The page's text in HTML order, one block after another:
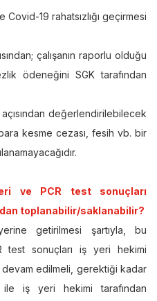
Covid-19 rahatsızlığı geçirmesi
çalışanın raporlu olduğu
ödeneğini SGK tarafından
değerlendirilebilecek
kesme cezası, fesih vb. bir
ve PCR test sonuçları
toplanabilir/saklanabilir?
getirilmesi şartıyla, bu
test sonuçları iş yeri hekimi
devam edilmeli, gerektiği kadar
iş yeri hekimi tarafından